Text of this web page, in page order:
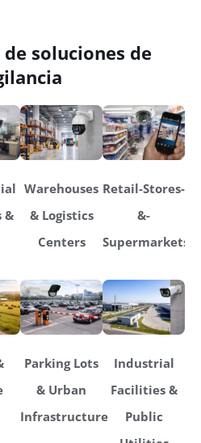
soluciones de
&
Warehouses
& Logistics
Centers
Retail-Stores-
&-
Supermarkets
Parking Lots
& Urban
Infrastructure
Industrial
Facilities &
Public